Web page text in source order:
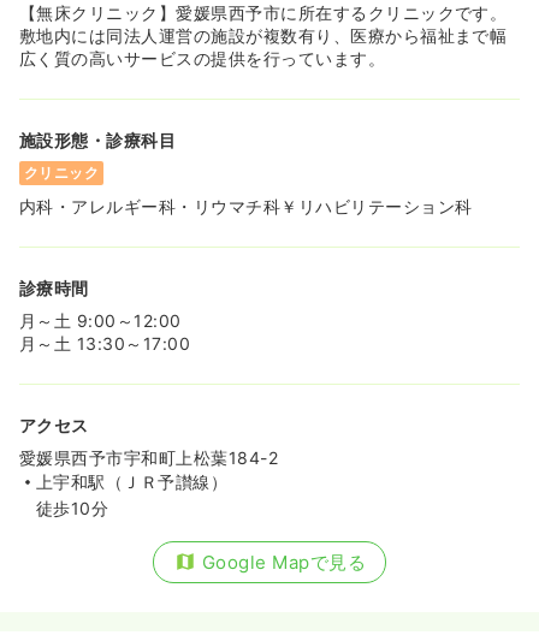
【無床クリニック】愛媛県西予市に所在するクリニックです。
敷地内には同法人運営の施設が複数有り、医療から福祉まで幅
広く質の高いサービスの提供を行っています。
施設形態・診療科目
クリニック
内科・アレルギー科・リウマチ科￥リハビリテーション科
診療時間
月～土 9:00～12:00
月～土 13:30～17:00
アクセス
愛媛県西予市宇和町上松葉184-2
上宇和駅（ＪＲ予讃線）
徒歩10分
Google Mapで見る